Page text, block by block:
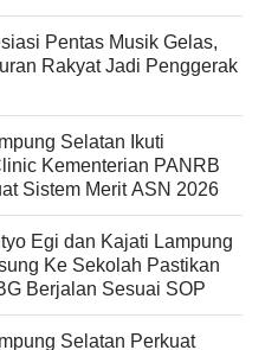
Pentas Musik Gelas,
Rakyat Jadi Penggerak
Selatan Ikuti
Kementerian PANRB
Sistem Merit ASN 2026
Egi dan Kajati Lampung
Ke Sekolah Pastikan
Berjalan Sesuai SOP
Selatan Perkuat